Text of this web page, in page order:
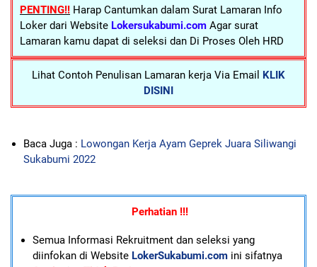
PENTING!! Harap Cantumkan dalam Surat Lamaran Info
Loker dari Website Lokersukabumi.com Agar surat
Lamaran kamu dapat di seleksi dan Di Proses Oleh HRD
Lihat Contoh Penulisan Lamaran kerja Via Email KLIK
DISINI
Baca Juga : Lowongan Kerja Ayam Geprek Juara Siliwangi
Sukabumi 2022
Perhatian !!!
Semua Informasi Rekruitment dan seleksi yang
diinfokan di Website LokerSukabumi.comini sifatnya